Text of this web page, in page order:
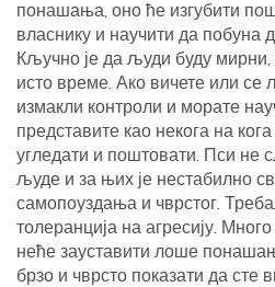
понашања, оно ће изгубити
власнику и научити да побуна
Кључно је да људи буду
исто време. Ако вичете или се
измакли контроли и морате
представите као некога на
угледати и поштовати. Пси не
људе и за њих је нестабилно
самопоуздања и чврстог.
толеранција на агресију.
неће зауставити лоше
брзо и чврсто показати да сте